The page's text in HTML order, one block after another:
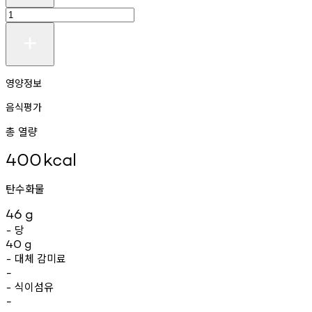
영양정보
음식평가
총 열량
400kcal
탄수화물
46 g
- 당
40 g
- 대체 감미료
-
- 식이섬유
-